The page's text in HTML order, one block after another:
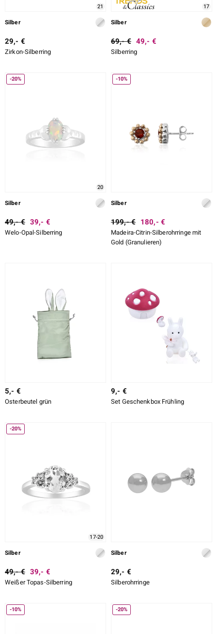
21
Silber
29,- €
Zirkon-Silberring
17
Silber
69,- € 49,- €
Silberring
-20%
20
Silber
49,- € 39,- €
Welo-Opal-Silberring
-10%
Silber
199,- € 180,- €
Madeira-Citrin-Silberohrringe mit
Gold (Granulieren)
5,- €
Osterbeutel grün
9,- €
Set Geschenkbox Frühling
-20%
17-20
Silber
49,- € 39,- €
Weißer Topas-Silberring
Silber
29,- €
Silberohrringe
-10% -20%